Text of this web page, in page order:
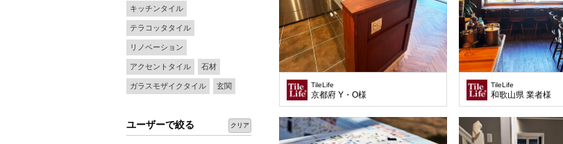
キッチンタイル
テラコッタタイル
リノベーション
アクセントタイル 石材
ガラスモザイクタイル 玄関
ユーザーで絞る クリア
TileLife
京都府 Y・O様
TileLife
和歌山県 業者様